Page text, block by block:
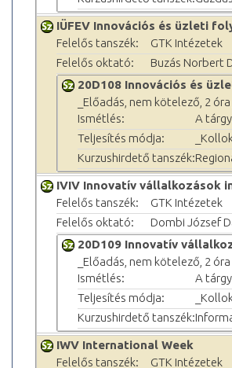
IÜFEV Innovációs és üzleti
Felelős tanszék:
GTK Intézetek
Felelős oktató:
Buzás Norbert
20D108 Innovációs és
_Előadás, nem kötelező, 2
Ismétlés:
A
Teljesítés módja:
Kurzushirdető tanszék:
IVIV Innovatív vállalkozások
Felelős tanszék:
GTK Intézetek
Felelős oktató:
Dombi József
20D109 Innovatív
_Előadás, nem kötelező, 2
Ismétlés:
A
Teljesítés módja:
Kurzushirdető tanszék:
IWV International Week
Felelős tanszék:
GTK Intézetek